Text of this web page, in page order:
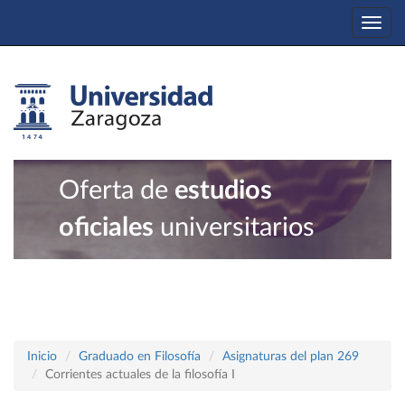
Oferta de estudios
oficiales universitarios
Inicio Graduado en Filosofía
Asignaturas del plan 269
Corrientes actuales de la filosofía I